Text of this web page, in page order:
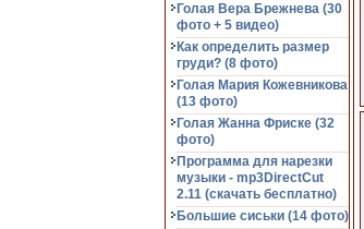
Голая Вера Брежнева (30
фото + 5 видео)
Как определить размер
груди? (8 фото)
Голая Мария Кожевникова
(13 фото)
Голая Жанна Фриске (32
фото)
Программа для нарезки
музыки - mp3DirectCut
2.11 (cкачать бесплатно)
Большие сиськи (14 фото)